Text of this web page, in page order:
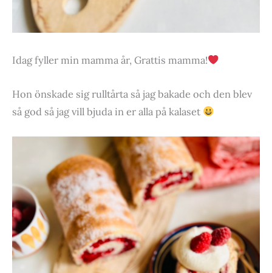
Idag fyller min mamma år, Grattis mamma!
Hon önskade sig rulltårta så jag bakade och den blev
så god så jag vill bjuda in er alla på kalaset